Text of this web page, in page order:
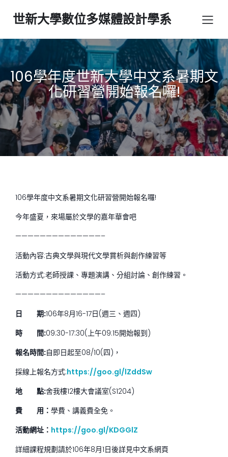
世新大學數位多媒體設計學系
106學年度世新大學中文系暑期文
化研習營開始報名囉!
106學年度中文系暑期文化研習營開始報名囉!
今年盛夏，來場屬於文學的嘉年華會吧
——————————————–
活動內容:古典文學與現代文學賞析與創作練習等
活動方式:老師授課、專題演講、分組討論、創作練習。
——————————————–
日 期:106年8月16-17日(週三、週四)
時 間:09:30-17:30(上午09:15開始報到)
報名時間:自即日起至08/10(四)，
採線上報名方式:https://goo.gl/lZddSw
地 點:舍我樓12樓大會議室(S1204)
費 用： 學費、講義費全免。
活動網址： https://goo.gl/KDGGlZ
詳細課程規劃請於106年8月1日後詳見中文系網頁